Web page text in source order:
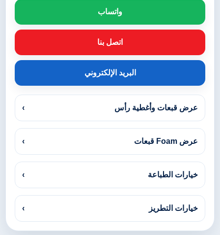
واتساب
اتصل بنا
البريد الإلكتروني
عرض قبعات وأغطية رأس ›
عرض Foam قبعات ›
خيارات الطباعة ›
خيارات التطريز ›